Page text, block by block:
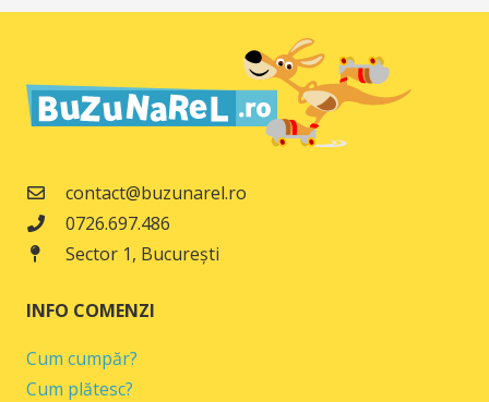
a
fost:
49,00 lei.
este:
39,00 lei.
contact@buzunarel.ro
0726.697.486
Sector 1, București
INFO COMENZI
Cum cumpăr?
Cum plătesc?